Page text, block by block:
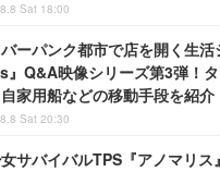
Sat 18:00
ーパンク都市で店を開く生
』Q&A映像シリーズ第3弾！タ
自家用船などの移動手段を紹介
Sat 20:30
サバイバルTPS『アノマリス